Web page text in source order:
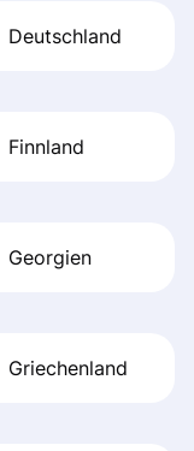
Deutschland
Finnland
Georgien
Griechenland